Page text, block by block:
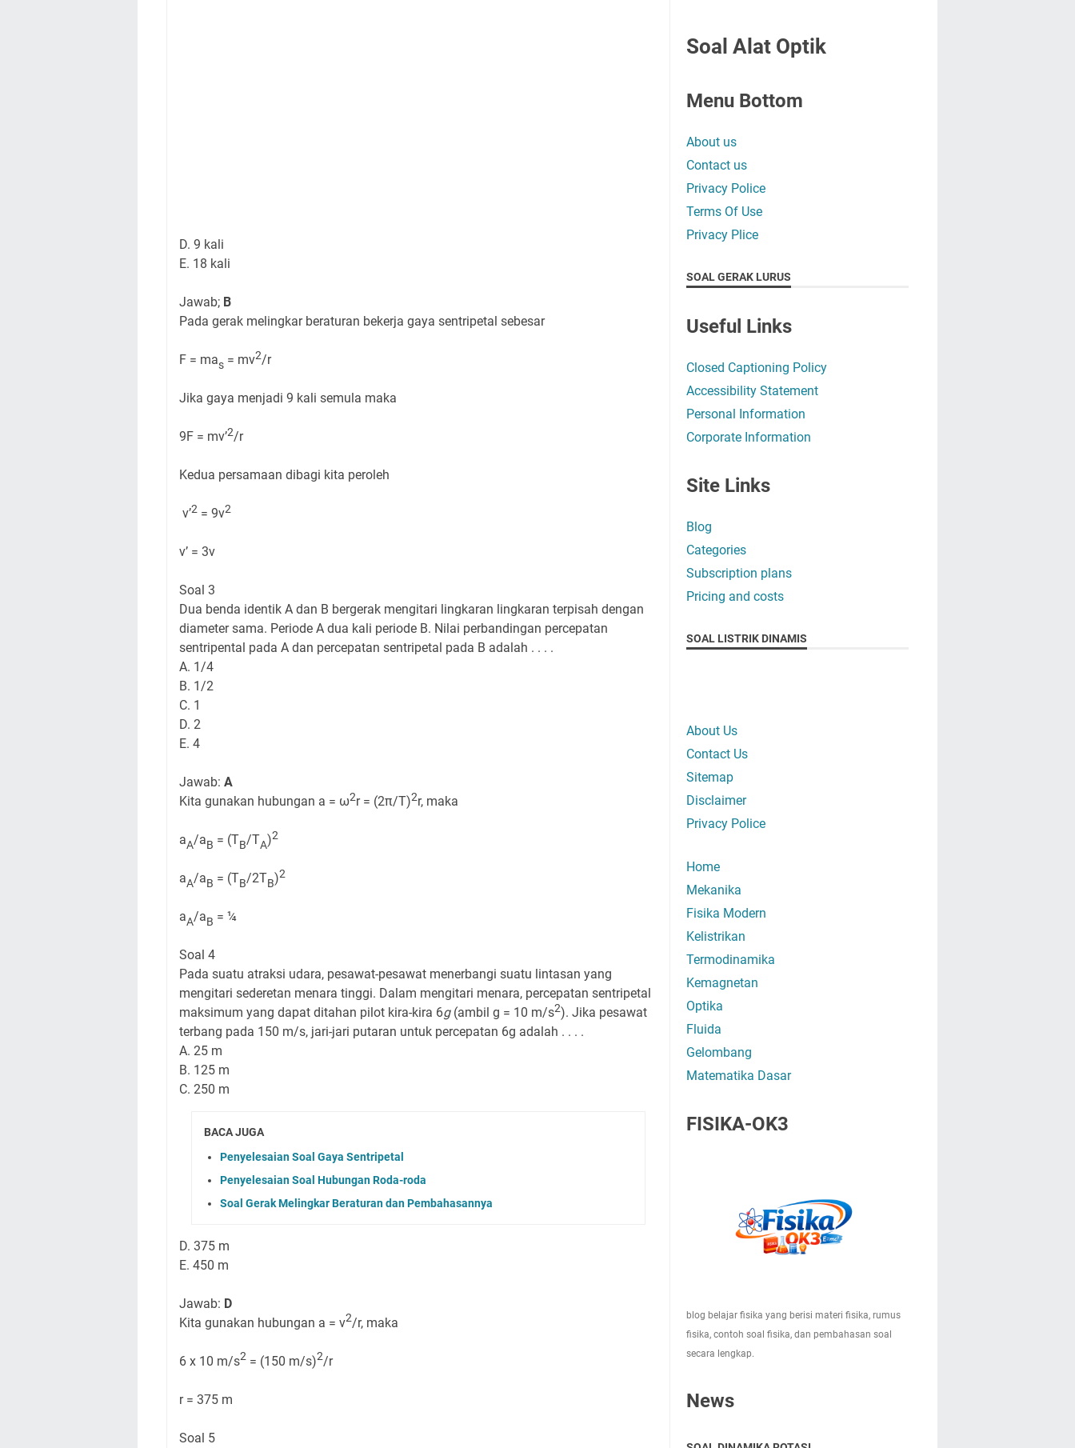
D. 9 kali
E. 18 kali
Jawab; B
Pada gerak melingkar beraturan bekerja gaya sentripetal sebesar
F = mas = mv2/r
Jika gaya menjadi 9 kali semula maka
9F = mv’2/r
Kedua persamaan dibagi kita peroleh
v’2 = 9v2
v’ = 3v
Soal 3
Dua benda identik A dan B bergerak mengitari lingkaran lingkaran terpisah dengan
diameter sama. Periode A dua kali periode B. Nilai perbandingan percepatan
sentripental pada A dan percepatan sentripetal pada B adalah . . . .
A. 1/4
B. 1/2
C. 1
D. 2
E. 4​
Jawab: A
Kita gunakan hubungan a = ω2r = (2π/T)2r, maka
aA/aB = (TB/TA)2
aA/aB = (TB/2TB)2
aA/aB = ¼
Soal 4
Pada suatu atraksi udara, pesawat-pesawat menerbangi suatu lintasan yang
mengitari sederetan menara tinggi. Dalam mengitari menara, percepatan sentripetal
maksimum yang dapat ditahan pilot kira-kira 6g(ambil g = 10 m/s2). Jika pesawat
terbang pada 150 m/s, jari-jari putaran untuk percepatan 6g adalah . . . .
A. 25 m
B. 125 m
C. 250 m
BACA JUGA
Penyelesaian Soal Gaya Sentripetal
Penyelesaian Soal Hubungan Roda-roda
Soal Gerak Melingkar Beraturan dan Pembahasannya
D. 375 m
E. 450 m
Jawab: D
Kita gunakan hubungan a = v2/r, maka
6 x 10 m/s2 = (150 m/s)2/r
r = 375 m
Soal 5
Soal Alat Optik
Menu Bottom
About us
Contact us
Privacy Police
Terms Of Use
Privacy Plice
SOAL GERAK LURUS
Useful Links
Closed Captioning Policy
Accessibility Statement
Personal Information
Corporate Information
Site Links
Blog
Categories
Subscription plans
Pricing and costs
SOAL LISTRIK DINAMIS
About Us
Contact Us
Sitemap
Disclaimer
Privacy Police
Home
Mekanika
Fisika Modern
Kelistrikan
Termodinamika
Kemagnetan
Optika
Fluida
Gelombang
Matematika Dasar
FISIKA-OK3
blog belajar fisika yang berisi materi fisika, rumus
fisika, contoh soal fisika, dan pembahasan soal
secara lengkap.
News